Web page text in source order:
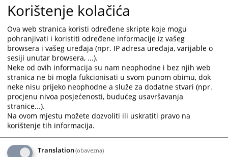
Bijeljini Sabina Husejnagić zajedno sa kolektivom, izražava
duboko saučešće.
Tužilac Muhamed Gruhonjić rođen je 15.03.1953. godine u
Janji, opština Bijeljina. Pravni fakultet u Sarajevu završio je
16.01.1979. godine, a pravosudni ispit položio je 01.03.1984.
godine u Sarajevu.
Tužilačku karijeru započeo je 08.03.2004. godine kao okružni
javni tužilac u Okružnom javnom tužilaštvu u Bijeljini. Dana
01.02.2008. godine je imenovan za zamjenika glavnog okružnog
javnog tužioca. Funkciju vršioca dužnosti glavnog okružnog
javnog tužioca je obavljao u periodu od 29.01.2021. godine do
31.08.2021. godine, nakon čega je nastavio obavljati funkciju
zamjenika glavnog okružnog javnog tužioca sve do 15.03.2023.
godine, kada je otišao u penziju.
Korištenje kolačića
Ova web stranica koristi određene skripte koje mogu
pohranjivati i koristiti određene informacije iz vašeg
browsera i vašeg uređaja (npr. IP adresa uređaja, varijable o
sesiji unutar browsera, ...).
Neke od ovih informacija su nam neophodne i bez njih web
stranica ne bi mogla fukcionisati u svom punom obimu, dok
neke nisu prijeko neophodne a služe za dodatne stvari (npr.
procjenu nivoa posjećenosti, budućeg usavršavanja
stranice...).
Na ovom mjestu možete dozvoliti ili uskratiti pravo na
korištenje tih informacija.
Translation(obavezna)